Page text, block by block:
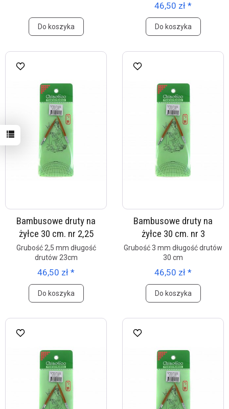
Do koszyka
46,50 zł *
Do koszyka
Bambusowe druty na
żyłce 30 cm. nr 2,25
Grubość 2,5 mm długość
drutów 23cm
46,50 zł *
Do koszyka
Bambusowe druty na
żyłce 30 cm. nr 3
Grubość 3 mm długość drutów
30 cm
46,50 zł *
Do koszyka